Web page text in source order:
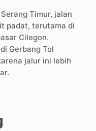
Timur, jalan
padat, terutama di
Cilegon.
Gerbang Tol
jalur ini lebih